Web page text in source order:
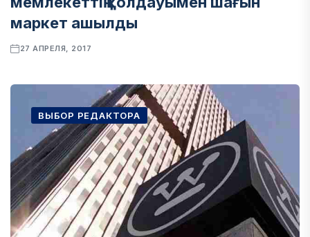
маркет ашылды
27 АПРЕЛЯ, 2017
ВЫБОР РЕДАКТОРА